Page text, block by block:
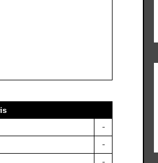
-
-